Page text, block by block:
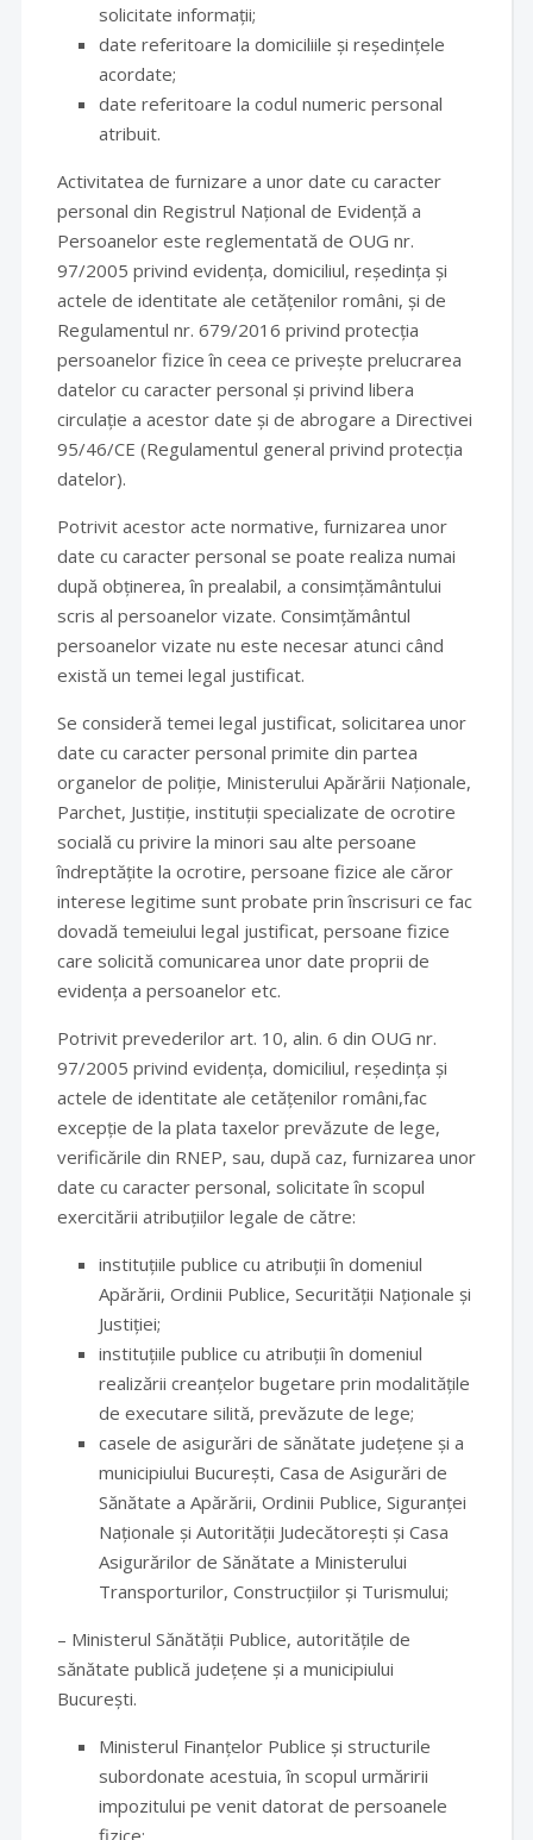
solicitate informații;
date referitoare la domiciliile și reședințele
acordate;
date referitoare la codul numeric personal
atribuit.
Activitatea de furnizare a unor date cu caracter
personal din Registrul Național de Evidență a
Persoanelor este reglementată de OUG nr.
97/2005 privind evidența, domiciliul, reședința și
actele de identitate ale cetățenilor români, și de
Regulamentul nr. 679/2016 privind protecția
persoanelor fizice în ceea ce privește prelucrarea
datelor cu caracter personal și privind libera
circulație a acestor date și de abrogare a Directivei
95/46/CE (Regulamentul general privind protecția
datelor).
Potrivit acestor acte normative, furnizarea unor
date cu caracter personal se poate realiza numai
după obținerea, în prealabil, a consimțământului
scris al persoanelor vizate. Consimțământul
persoanelor vizate nu este necesar atunci când
există un temei legal justificat.
Se consideră temei legal justificat, solicitarea unor
date cu caracter personal primite din partea
organelor de poliție, Ministerului Apărării Naționale,
Parchet, Justiție, instituții specializate de ocrotire
socială cu privire la minori sau alte persoane
îndreptățite la ocrotire, persoane fizice ale căror
interese legitime sunt probate prin înscrisuri ce fac
dovadă temeiului legal justificat, persoane fizice
care solicită comunicarea unor date proprii de
evidența a persoanelor etc.
Potrivit prevederilor art. 10, alin. 6 din OUG nr.
97/2005 privind evidența, domiciliul, reședința și
actele de identitate ale cetățenilor români,fac
excepție de la plata taxelor prevăzute de lege,
verificările din RNEP, sau, după caz, furnizarea unor
date cu caracter personal, solicitate în scopul
exercitării atribuțiilor legale de către:
instituțiile publice cu atribuții în domeniul
Apărării, Ordinii Publice, Securității Naționale și
Justiției;
instituțiile publice cu atribuții în domeniul
realizării creanțelor bugetare prin modalitățile
de executare silită, prevăzute de lege;
casele de asigurări de sănătate județene și a
municipiului București, Casa de Asigurări de
Sănătate a Apărării, Ordinii Publice, Siguranței
Naționale și Autorității Judecătorești și Casa
Asigurărilor de Sănătate a Ministerului
Transporturilor, Construcțiilor și Turismului;
– Ministerul Sănătății Publice, autoritățile de
sănătate publică județene și a municipiului
București.
Ministerul Finanțelor Publice și structurile
subordonate acestuia, în scopul urmăririi
impozitului pe venit datorat de persoanele
fizice;